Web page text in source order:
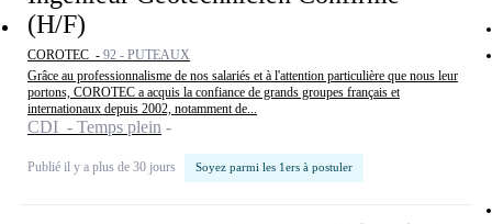
(H/F)
COROTEC - 92 - PUTEAUX
Grâce au professionnalisme de nos salariés et à l'attention particulière que nous leur
portons, COROTEC a acquis la confiance de grands groupes français et
internationaux depuis 2002, notamment de...
CDI - Temps plein
Publié il y a plus de 30 jours Soyez parmi les 1ers à postuler